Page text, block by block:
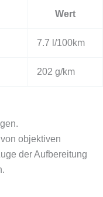
Wert
7.7 l/100km
202 g/km
objektiven
der Aufbereitung